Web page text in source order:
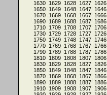
1626
1627
1628
1629
1630
1646
1647
1648
1649
1650
1666
1667
1668
1669
1670
1686
1687
1688
1689
1690
1706
1707
1708
1709
1710
1726
1727
1728
1729
1730
1746
1747
1748
1749
1750
1766
1767
1768
1769
1770
1786
1787
1788
1789
1790
1806
1807
1808
1809
1810
1826
1827
1828
1829
1830
1846
1847
1848
1849
1850
1866
1867
1868
1869
1870
1886
1887
1888
1889
1890
1906
1907
1908
1909
1910